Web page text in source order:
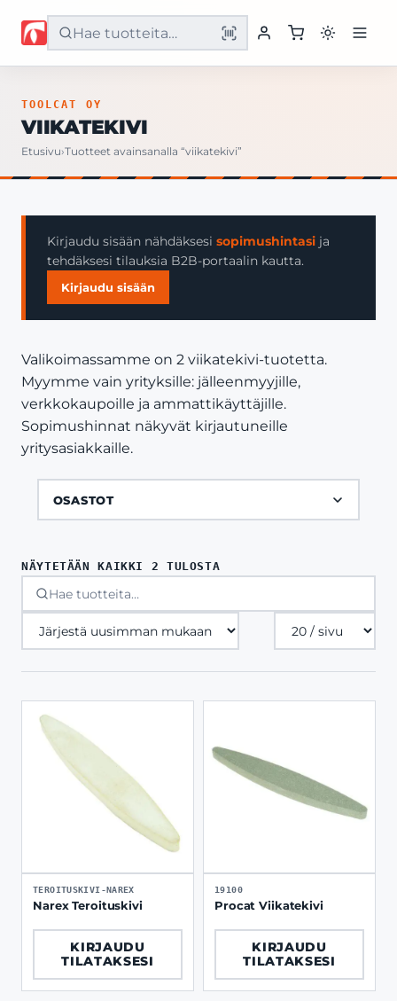
Etusivu
Yritys
Yhteystiedot
TOOLCAT OY
VIIKATEKIVI
Etusivu›Tuotteet avainsanalla “viikatekivi”
Kirjaudu sisään nähdäksesi sopimushintasi ja
tehdäksesi tilauksia B2B-portaalin kautta.
Kirjaudu sisään
Valikoimassamme on 2 viikatekivi-tuotetta.
Myymme vain yrityksille: jälleenmyyjille,
verkkokaupoille ja ammattikäyttäjille.
Sopimushinnat näkyvät kirjautuneille
yritysasiakkaille.
OSASTOT
NÄYTETÄÄN KAIKKI 2 TULOSTASORTED
Tuotteita
sivulla
TEROITUSKIVI-NAREX
Narex Teroituskivi
KIRJAUDU
TILATAKSESI
19100
Procat Viikatekivi
KIRJAUDU
TILATAKSESI